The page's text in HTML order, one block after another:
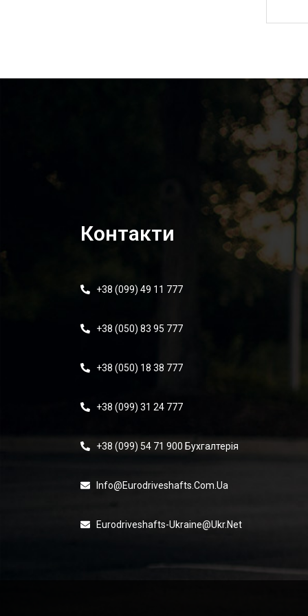
Контакти
+38 (099) 49 11 777
+38 (050) 83 95 777
+38 (050) 18 38 777
+38 (099) 31 24 777
+38 (099) 54 71 900 Бухгалтерія
Info@eurodriveshafts.com.ua
Eurodriveshafts-Ukraine@ukr.net